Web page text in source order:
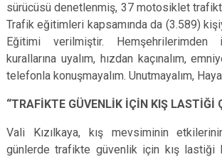
sürücüsü denetlenmiş, 37 motosiklet
Trafik eğitimleri kapsamında da (3.589)
Eğitimi verilmiştir. Hemşehrilerimden
kurallarına uyalım, hızdan kaçınalım,
telefonla konuşmayalım. Unutmayalım,
“TRAFİKTE GÜVENLİK İÇİN KIŞ LASTİĞİ
Vali Kızılkaya, kış mevsiminin
günlerde trafikte güvenlik için kış lastiği